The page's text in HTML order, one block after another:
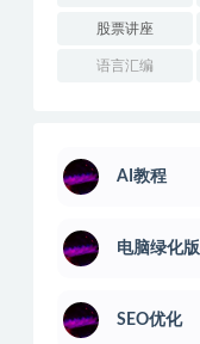
股票讲座
语言汇编
AI教程
电脑绿化版
SEO优化